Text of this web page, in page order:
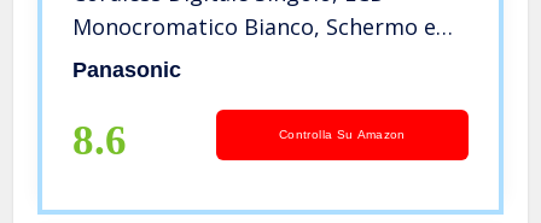
Monocromatico Bianco, Schermo e
Tasti Retroilluminati, Suoneria
Indesiderate, Nero
Panasonic
8.6 Controlla Su Amazon